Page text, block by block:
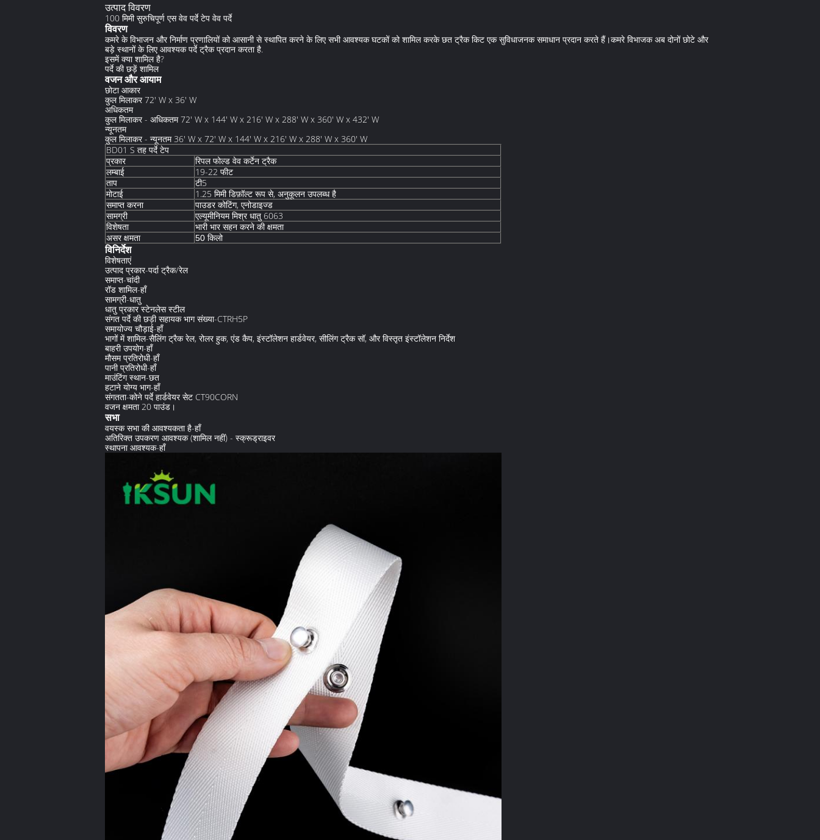
उत्पाद विवरण
100 मिमी सुरुचिपूर्ण एस वेव पर्दे टेप वेव पर्दे
विवरण
कमरे के विभाजन और निर्माण प्रणालियों को आसानी से स्थापित करने के लिए सभी आवश्यक घटकों को शामिल करके छत ट्रैक किट एक सुविधाजनक समाधान प्रदान करते हैं।कमरे विभाजक अब दोनों छोटे और
बड़े स्थानों के लिए आवश्यक पर्दे ट्रैक प्रदान करता है.
इसमें क्या शामिल है?
पर्दे की छड़ें शामिल
वजन और आयाम
छोटा आकार
कुल मिलाकर 72' W x 36' W
अधिकतम
कुल मिलाकर - अधिकतम 72' W x 144' W x 216' W x 288' W x 360' W x 432' W
न्यूनतम
कुल मिलाकर - न्यूनतम 36' W x 72' W x 144' W x 216' W x 288' W x 360' W
BD01 S तह पर्दे टेप
प्रकार रिपल फोल्ड वेव कर्टेन ट्रैक
लम्बाई 19-22 फीट
ताप
टी5
मोटाई
1.25 मिमी डिफ़ॉल्ट रूप से, अनुकूलन उपलब्ध है
समाप्त करना
पाउडर कोटिंग, एनोडाइज्ड
सामग्री
एल्यूमीनियम मिश्र धातु 6063
विशेषता भारी भार सहन करने की क्षमता
असर क्षमता 50 किलो
विनिर्देश
विशेषताएं
उत्पाद प्रकार-पर्दा ट्रैक/रेल
समाप्त-चांदी
रॉड शामिल-हाँ
सामग्री-धातु
धातु प्रकार स्टेनलेस स्टील
संगत पर्दे की छड़ी सहायक भाग संख्या-CTRH5P
समायोज्य चौड़ाई-हाँ
भागों में शामिल-सैलिंग ट्रैक रेल, रोलर हुक, एंड कैप, इंस्टॉलेशन हार्डवेयर, सीलिंग ट्रैक सॉ, और विस्तृत इंस्टॉलेशन निर्देश
बाहरी उपयोग-हाँ
मौसम प्रतिरोधी-हाँ
पानी प्रतिरोधी-हाँ
माउंटिंग स्थान-छत
हटाने योग्य भाग-हाँ
संगतता-कोने पर्दे हार्डवेयर सेट CT90CORN
वजन क्षमता 20 पाउंड।
सभा
वयस्क सभा की आवश्यकता है-हाँ
अतिरिक्त उपकरण आवश्यक (शामिल नहीं) - स्क्रूड्राइवर
स्थापना आवश्यक-हाँ